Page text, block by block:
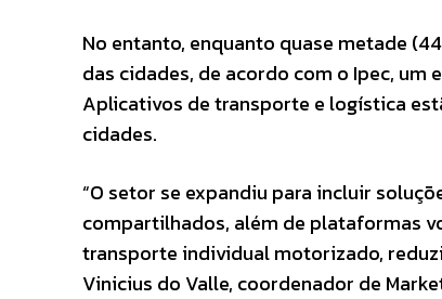
No entanto, enquanto quase metade
das cidades, de acordo com o Ipec,
Aplicativos de transporte e logística
cidades.
“O setor se expandiu para incluir
compartilhados, além de plataformas
transporte individual motorizado,
Vinicius do Valle, coordenador de